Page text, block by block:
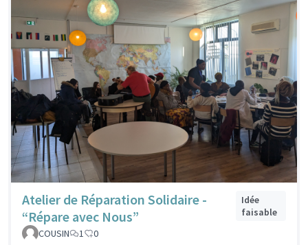
Atelier de Réparation Solidaire -
“Répare avec Nous”
Idée
faisable
COUSIN
1 0